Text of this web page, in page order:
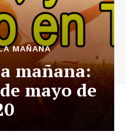
MAÑANA
mañana:
mayo de